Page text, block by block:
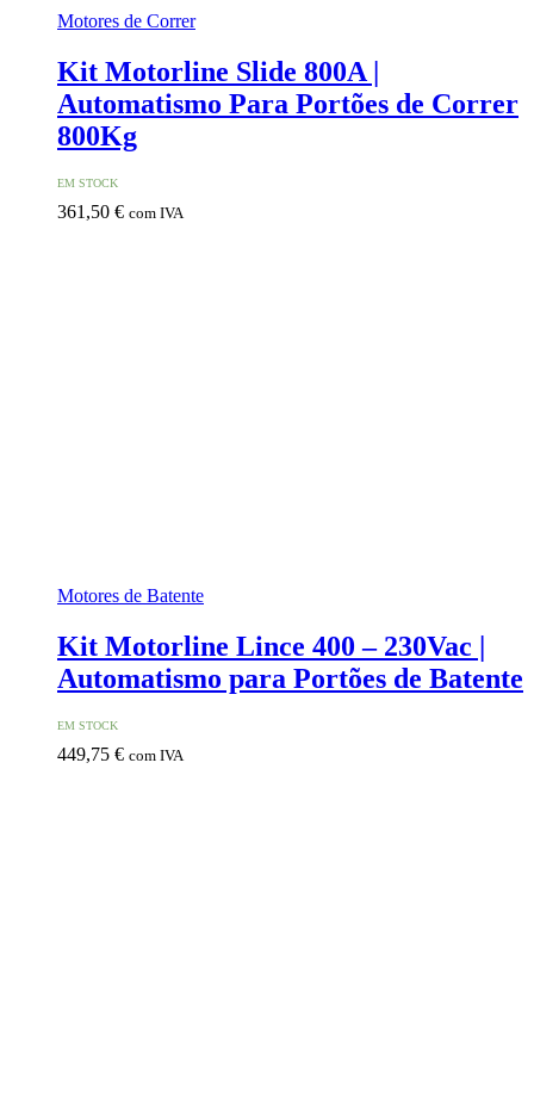
Motores de Correr
Kit Motorline Slide 800A |
Automatismo Para Portões de Correr
800Kg
EM STOCK
361,50 € com IVA
Motores de Batente
Kit Motorline Lince 400 – 230Vac |
Automatismo para Portões de Batente
EM STOCK
449,75 € com IVA